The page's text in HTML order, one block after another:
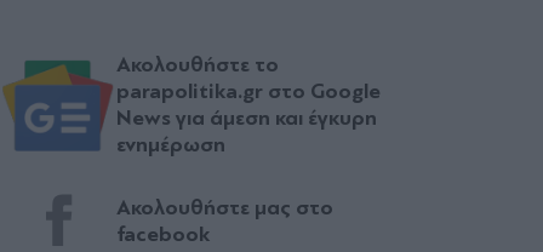
Ακολουθήστε το
parapolitika.gr στο Google
News για άμεση και έγκυρη
ενημέρωση
Ακολουθήστε μας στο
facebook